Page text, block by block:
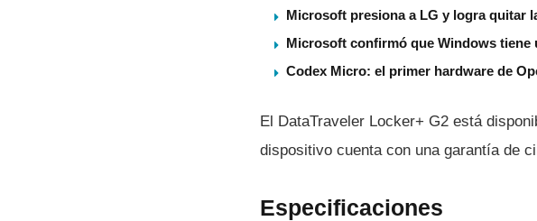
Microsoft presiona a LG y logra quitar
Microsoft confirmó que Windows tiene
Codex Micro: el primer hardware de
El DataTraveler Locker+ G2 está
dispositivo cuenta con una garantí­a de
Especificaciones